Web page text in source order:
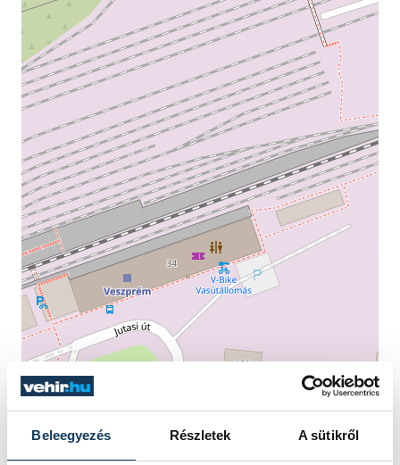
Beleegyezés Részletek A sütikről